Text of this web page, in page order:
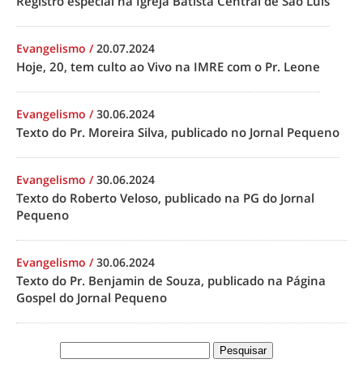
Evangelismo /20.07.2024
Hoje, 20, tem culto ao Vivo na IMRE com o Pr. Leone
Evangelismo /30.06.2024
Texto do Pr. Moreira Silva, publicado no Jornal Pequeno
Evangelismo /30.06.2024
Texto do Roberto Veloso, publicado na PG do Jornal
Pequeno
Evangelismo /30.06.2024
Texto do Pr. Benjamin de Souza, publicado na Página
Gospel do Jornal Pequeno